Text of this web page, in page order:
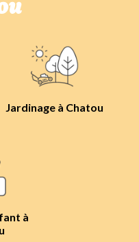
Jardinage à Chatou
à